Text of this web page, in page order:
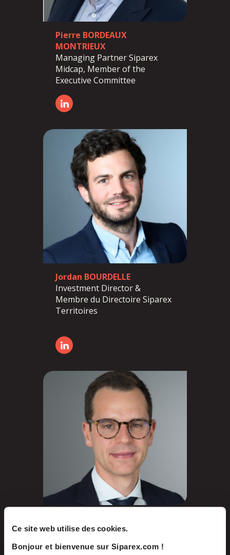
Ce site web utilise des cookies.
Bonjour et bienvenue sur Siparex.com !
Pierre BORDEAUX
MONTRIEUX
Managing Partner Siparex
Midcap, Member of the
Executive Committee
Jordan BOURDELLE
Investment Director &
Membre du Directoire Siparex
Territoires
Investment Director
ETI